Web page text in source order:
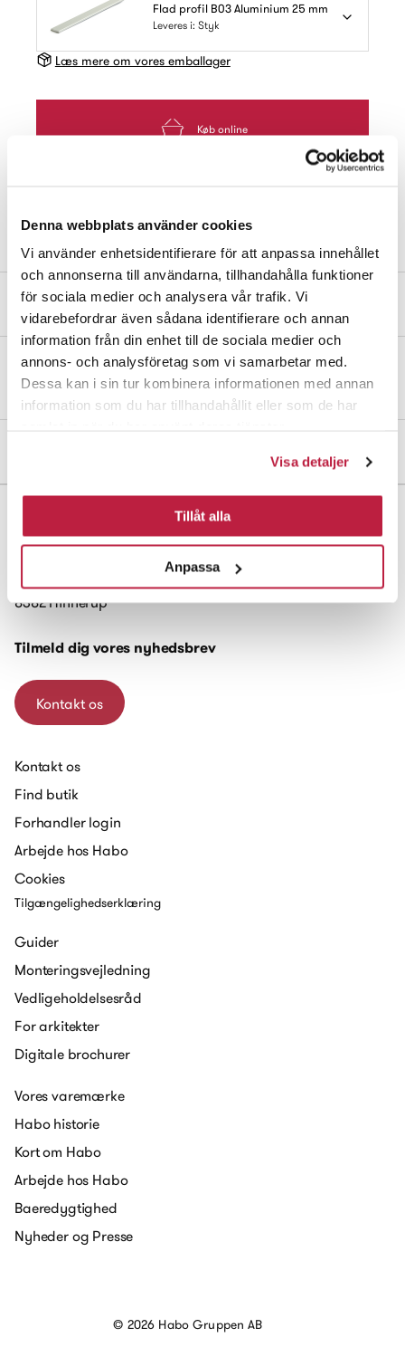
Denna webbplats använder cookies
Vi använder enhetsidentifierare för att anpassa innehållet
och annonserna till användarna, tillhandahålla funktioner
för sociala medier och analysera vår trafik. Vi
vidarebefordrar även sådana identifierare och annan
information från din enhet till de sociala medier och
annons- och analysföretag som vi samarbetar med.
Dessa kan i sin tur kombinera informationen med annan
information som du har tillhandahållit eller som de har
Visa detaljer
Tillåt alla
Anpassa
Flad profil B03 Aluminium 25 mm
Leveres i: Styk
Læs mere om vores emballager
Køb online
Produktbeskrivelse
Skinne af 3 mm aluminium. Længde 2000 mm.
Trigevej 20, Søften
8382 Hinnerup
Tilmeld dig vores nyhedsbrev
Kontakt os
Kontakt os
Find butik
Forhandler login
Arbejde hos Habo
Cookies
Tilgængelighedserklæring
Guider
Monteringsvejledning
Vedligeholdelsesråd
For arkitekter
Digitale brochurer
Vores varemærke
Habo historie
Kort om Habo
Arbejde hos Habo
Baeredygtighed
Nyheder og Presse
© 2026 Habo Gruppen AB